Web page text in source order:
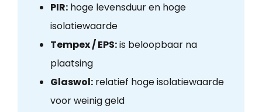
PIR:hoge levensduur en hoge
isolatiewaarde
Tempex / EPS:is beloopbaar na
plaatsing
Glaswol:relatief hoge isolatiewaarde
voor weinig geld